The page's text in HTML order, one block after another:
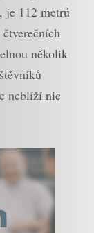
je 112 metrů
několik
neblíží nic